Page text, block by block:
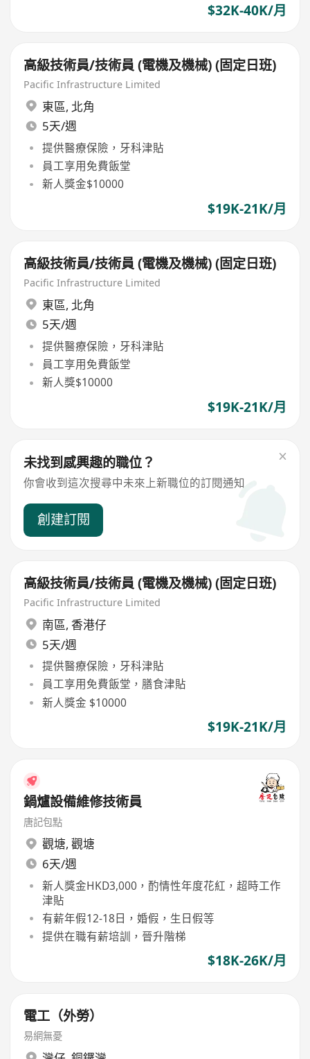
$32K-40K/月
高級技術員/技術員 (電機及機械) (固定日班)
Pacific Infrastructure Limited
東區, 北角
5天/週
提供醫療保險，牙科津貼
員工享用免費飯堂
新人獎金$10000
$19K-21K/月
高級技術員/技術員 (電機及機械) (固定日班)
Pacific Infrastructure Limited
東區, 北角
5天/週
提供醫療保險，牙科津貼
員工享用免費飯堂
新人獎$10000
$19K-21K/月
未找到感興趣的職位？
你會收到這次搜尋中未來上新職位的訂閱通知
創建訂閱
高級技術員/技術員 (電機及機械) (固定日班)
Pacific Infrastructure Limited
南區, 香港仔
5天/週
提供醫療保險，牙科津貼
員工享用免費飯堂，膳食津貼
新人獎金 $10000
$19K-21K/月
鍋爐設備維修技術員
唐記包點
觀塘, 觀塘
6天/週
新人獎金HKD3,000，酌情性年度花紅，超時工作
津貼
有薪年假12-18日，婚假，生日假等
提供在職有薪培訓，晉升階梯
$18K-26K/月
電工（外勞）
易網無憂